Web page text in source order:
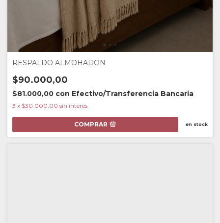
RESPALDO ALMOHADON
$90.000,00
$81.000,00 con Efectivo/Transferencia Bancaria
3 x $30.000,00 sin interés
COMPRAR en stock